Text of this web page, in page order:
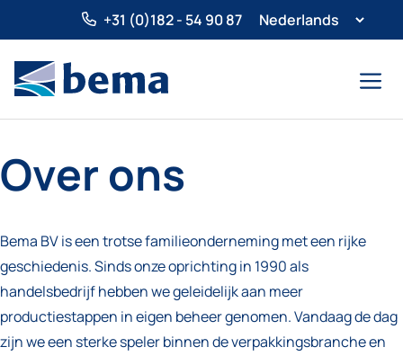
naar
de
inhoud
+31 (0)182 - 54 90 87
Menu
Over ons
Bema BV is een trotse familieonderneming met een rijke
geschiedenis. Sinds onze oprichting in 1990 als
handelsbedrijf hebben we geleidelijk aan meer
productiestappen in eigen beheer genomen. Vandaag de dag
zijn we een sterke speler binnen de verpakkingsbranche en